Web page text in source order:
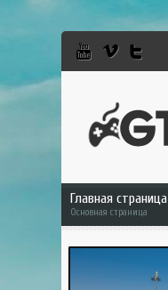
Главная страница
Основная страница